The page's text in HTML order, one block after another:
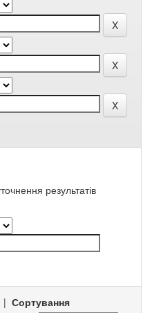
результатів
| Сортування